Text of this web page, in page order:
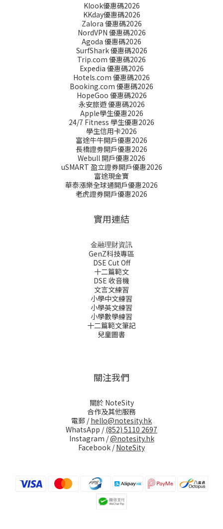
Klook優惠碼2026
KKday優惠碼2026
Zalora 優惠碼2026
NordVPN 優惠碼2026
Agoda 優惠碼2026
SurfShark 優惠碼2026
Trip.com 優惠碼2026
Expedia 優惠碼2026
Hotels.com 優惠碼2026
Booking.com 優惠碼2026
HopeGoo 優惠碼2026
永安旅遊 優惠碼2026
Apple學生優惠2026
24/7 Fitness 學生優惠2026
學生信用卡2026
富途牛牛開戶優惠2026
長橋證劵開戶優惠2026
Webull 開戶優惠2026
uSMART 盈立證券開戶優惠2026
富途現金寶
華泰漲樂全球通開戶優惠2026
老虎證券開戶優惠2026
實用連結
金融理財資訊
GenZ科技專區
DSE Cut Off
十二篇範文
DSE 收音機
文言文練習
小學中文練習
小學英文練習
小學數學練習
十二篇範文筆記
兒童圖書
關注我們
關於 NoteSity
合作及其他服務
電郵 /hello@notesity.hk
WhatsApp /(852) 5110 2697
Instagram /@notesity.hk
Facebook /NoteSity